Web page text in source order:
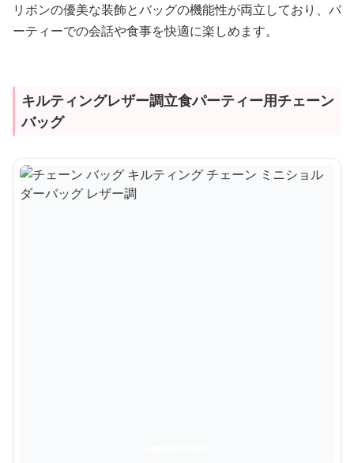
リボンの優美な装飾とバッグの機能性が両立しており、パ
ーティーでの会話や食事を快適に楽しめます。
キルティングレザー調立食パーティー用チェーン
バッグ